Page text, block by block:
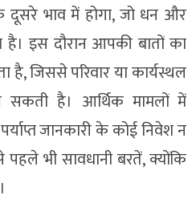
दूसरे भाव में होगा, जो धन और
है। इस दौरान आपकी बातों का
जिससे परिवार या कार्यस्थल
सकती है। आर्थिक मामलों में
जानकारी के कोई निवेश न
भी सावधानी बरतें, क्योंकि